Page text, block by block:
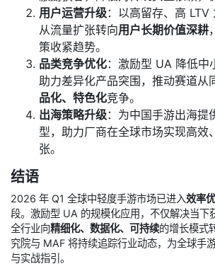
用户运营升级：以高留存、高 LTV
从流量扩张转向用户长期价值深耕
策收紧趋势。
品类竞争优化：激励型 UA 降低中
助力差异化产品突围，推动赛道从
品化、特色化竞争。
出海策略升级：为中国手游出海提
型，助力厂商在全球市场实现高效
张。
结语
2026 年 Q1 全球中轻度手游市场已进入效率
段。激励型 UA 的规模化应用，不仅解决当下
全行业向精细化、数据化、可持续的增长模式
究院与 MAF 将持续追踪行业动态，为全球手
与实战指引。